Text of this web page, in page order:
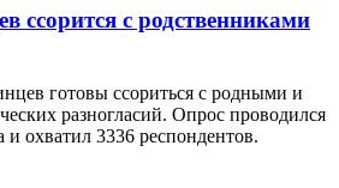
ссорится с родственниками
готовы ссориться с родными и
разногласий. Опрос проводился
и охватил 3336 респондентов.